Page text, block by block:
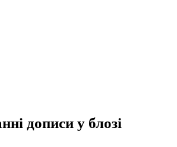
дописи у блозі